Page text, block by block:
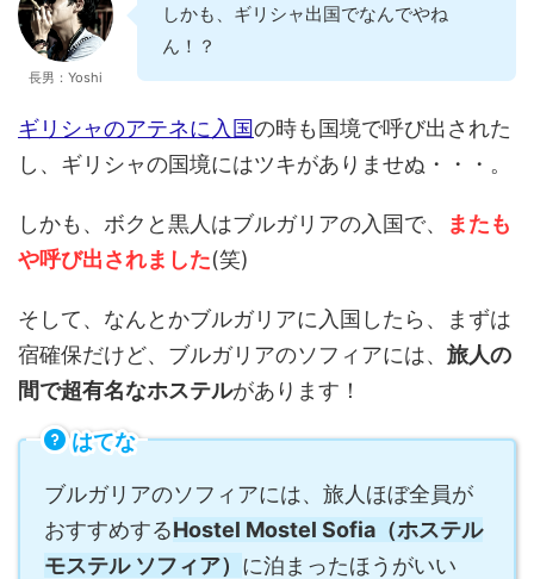
長男：Yoshi
しかも、ギリシャ出国でなんでやね
ん！？
ギリシャのアテネに入国の時も国境で呼び出された
し、ギリシャの国境にはツキがありませぬ・・・。
しかも、ボクと黒人はブルガリアの入国で、
またも
や呼び出されました(笑)
そして、なんとかブルガリアに入国したら、まずは
宿確保だけど、ブルガリアのソフィアには、 旅人の
間で超有名なホステルがあります！
はてな
ブルガリアのソフィアには、旅人ほぼ全員が
おすすめするHostel Mostel Sofia（ホステル
モステル ソフィア） に泊まったほうがいい